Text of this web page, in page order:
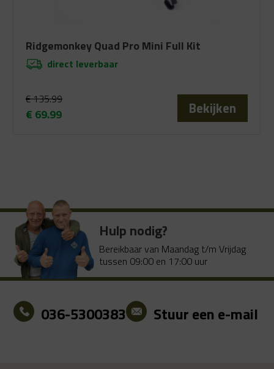
Ridgemonkey Quad Pro Mini Full Kit
direct leverbaar
€135.99
€ 69.99
Bekijken
Hulp nodig?
Bereikbaar van Maandag t/m Vrijdag
tussen 09:00 en 17:00 uur
036-5300383 Stuur een e-mail